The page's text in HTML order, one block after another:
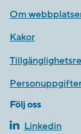
Om
Kakor
Följ oss
Linkedin